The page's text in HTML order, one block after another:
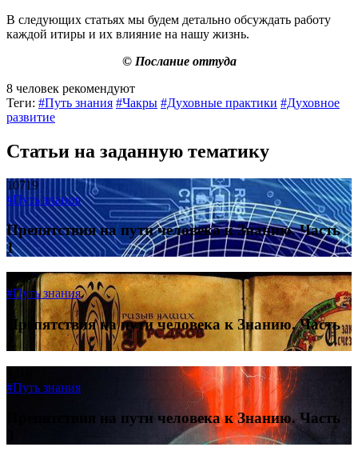
В следующих статьях мы будем детально обсуждать работу
каждой итиры и их влияние на нашу жизнь.
© Послание оттуда
8 человек рекомендуют
Теги: #Путь знания #Чакры #Духовные практики #Духовное
развитие
Статьи на заданную тематику
10719
#Путь знания
Препятствия на пути человека к Знанию. Часть
1
9548
#Путь знания
Препятствия на пути человека к Знанию. Часть
#Путь знания
Препятствия на пути человека к Знанию. Часть